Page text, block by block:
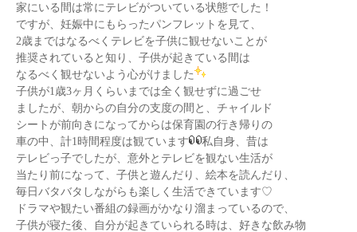
家にいる間は常にテレビがついている状態でした！
ですが、妊娠中にもらったパンフレットを見て、
2歳まではなるべくテレビを子供に観せないことが
推奨されていると知り、子供が起きている間は
なるべく観せないよう心がけました
子供が1歳3ヶ月くらいまでは全く観せずに過ごせ
ましたが、朝からの自分の支度の間と、チャイルド
シートが前向きになってからは保育園の行き帰りの
車の中、計1時間程度は観ています
私自身、昔は
テレビっ子でしたが、意外とテレビを観ない生活が
当たり前になって、子供と遊んだり、絵本を読んだり、
毎日バタバタしながらも楽しく生活できています♡
ドラマや観たい番組の録画がかなり溜まっているので、
子供が寝た後、自分が起きていられる時は、好きな飲み物